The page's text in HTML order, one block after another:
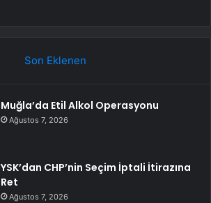
Son Eklenen
Muğla’da Etil Alkol Operasyonu
Ağustos 7, 2026
YSK’dan CHP’nin Seçim İptali İtirazına
Ret
Ağustos 7, 2026